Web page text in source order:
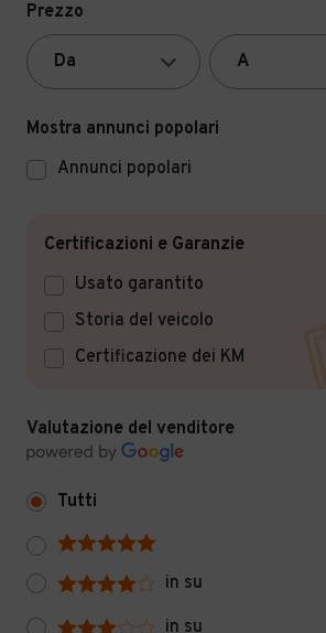
Prezzo
Mostra annunci popolari
Annunci popolari
Certificazioni e Garanzie
Usato garantito
Storia del veicolo
Certificazione dei KM
Valutazione del venditore
Tutti
in su
in su